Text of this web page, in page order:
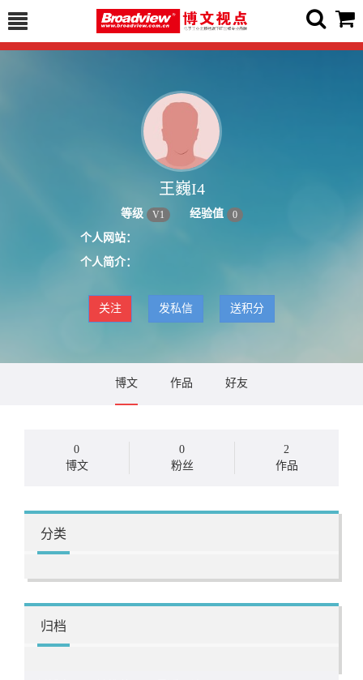
王巍I4
等级 V1 经验值 0
个人网站：
个人简介：
关注 发私信 送积分
博文 作品 好友
0
博文
0
粉丝
2
作品
分类
归档